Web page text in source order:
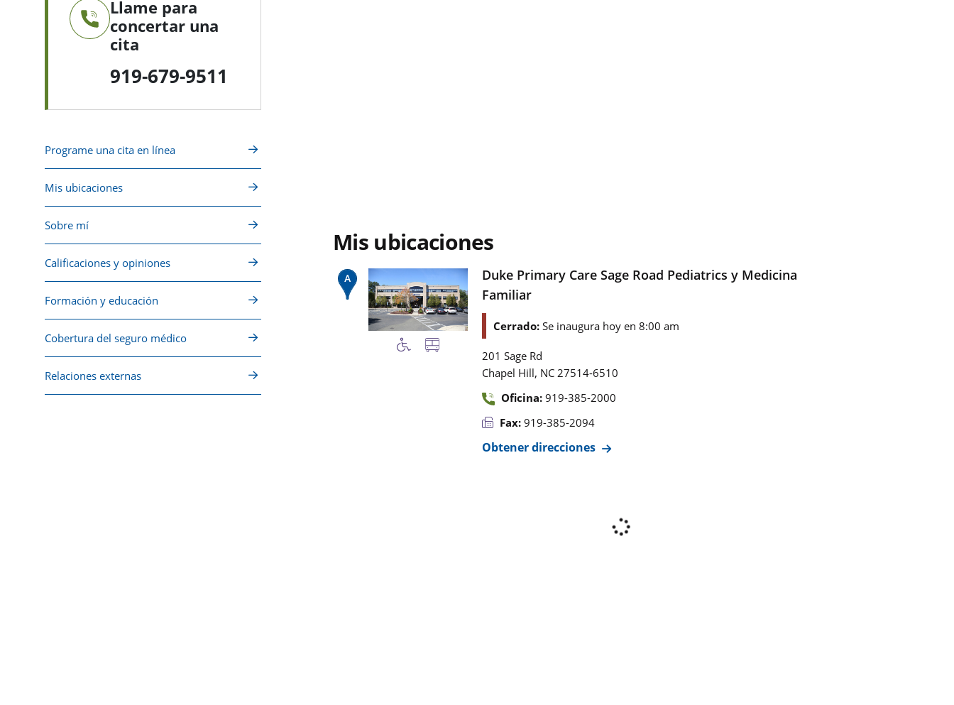
Llame para
concertar una
cita
919-679-9511
Programe una cita en línea
Mis ubicaciones
Sobre mí
Calificaciones y opiniones
Formación y educación
Cobertura del seguro médico
Relaciones externas
Mis ubicaciones
Duke Primary Care Sage Road Pediatrics y Medicina
Familiar
Cerrado: Se inaugura hoy en 8:00 am
201 Sage Rd
Chapel Hill, NC 27514-6510
Oficina: 919-385-2000
Fax: 919-385-2094
Obtener direcciones